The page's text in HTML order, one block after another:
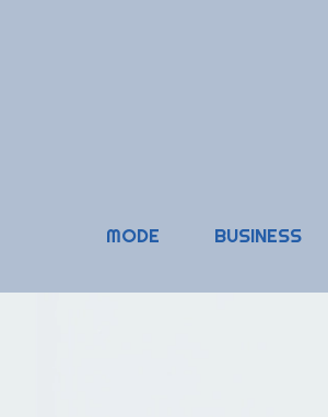
MODE BUSINESS